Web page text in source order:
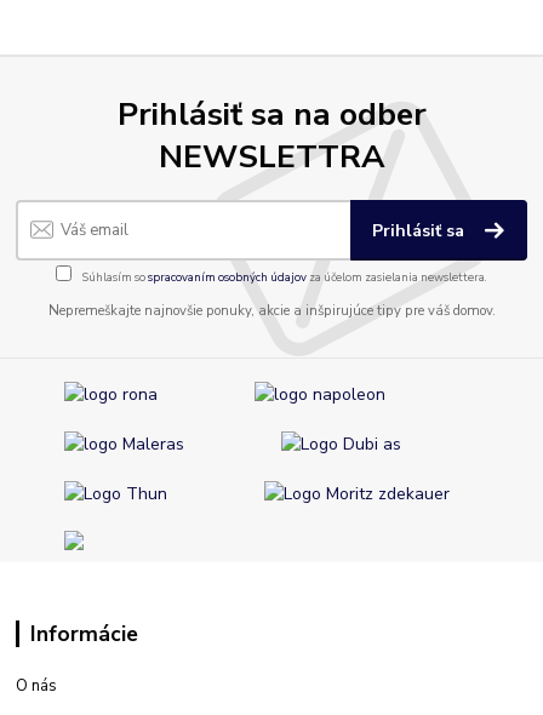
Prihlásiť sa na odber
NEWSLETTRA
Prihlásiť sa
Súhlasím sospracovaním osobných údajov za účelom zasielania newslettera.
Nepremeškajte najnovšie ponuky, akcie a inšpirujúce tipy pre váš domov.
Informácie
O nás